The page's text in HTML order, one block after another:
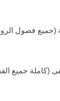
فصول الرواية)
جميع